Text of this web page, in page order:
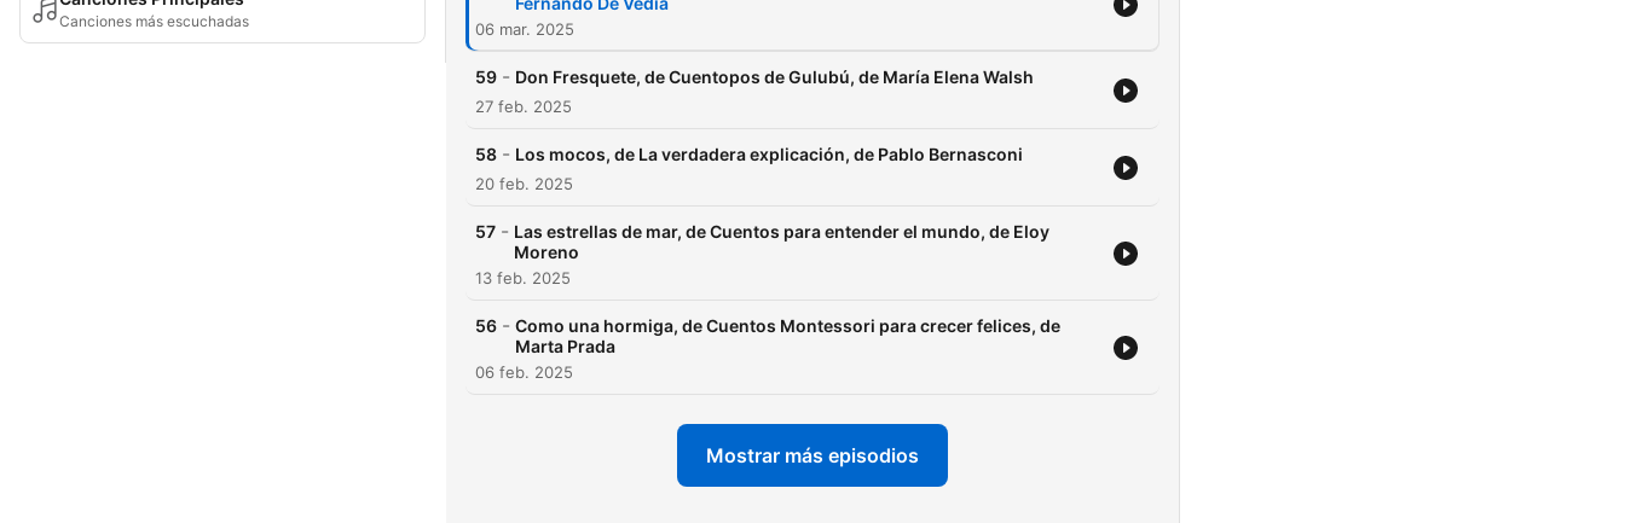
Canciones más escuchadas 06 mar. 2025
59 - Don Fresquete, de Cuentopos de Gulubú, de María Elena Walsh
27 feb. 2025
58 - Los mocos, de La verdadera explicación, de Pablo Bernasconi
20 feb. 2025
57 - Las estrellas de mar, de Cuentos para entender el mundo, de Eloy
Moreno
13 feb. 2025
56 - Como una hormiga, de Cuentos Montessori para crecer felices, de
Marta Prada
06 feb. 2025
Mostrar más episodios